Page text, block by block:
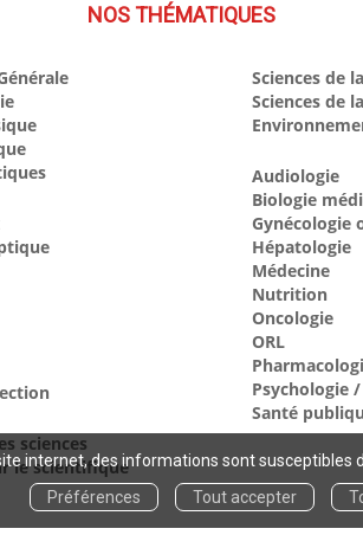
internet, des informations sont
Préférences
Tout accepter
NOS THÉMATIQUES
sciences
le scientifique
Sciences de
Sciences de
Audiologie
Biologie
Gynécologie
Hépatologie
Médecine
Nutrition
Oncologie
ORL
Psychologie
Santé